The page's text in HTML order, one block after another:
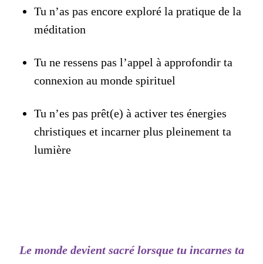
Tu n’as pas encore exploré la pratique de la
méditation
Tu ne ressens pas l’appel à approfondir ta
connexion au monde spirituel
Tu n’es pas prêt(e) à activer tes énergies
christiques et incarner plus pleinement ta
lumière
Le monde devient sacré lorsque tu incarnes ta